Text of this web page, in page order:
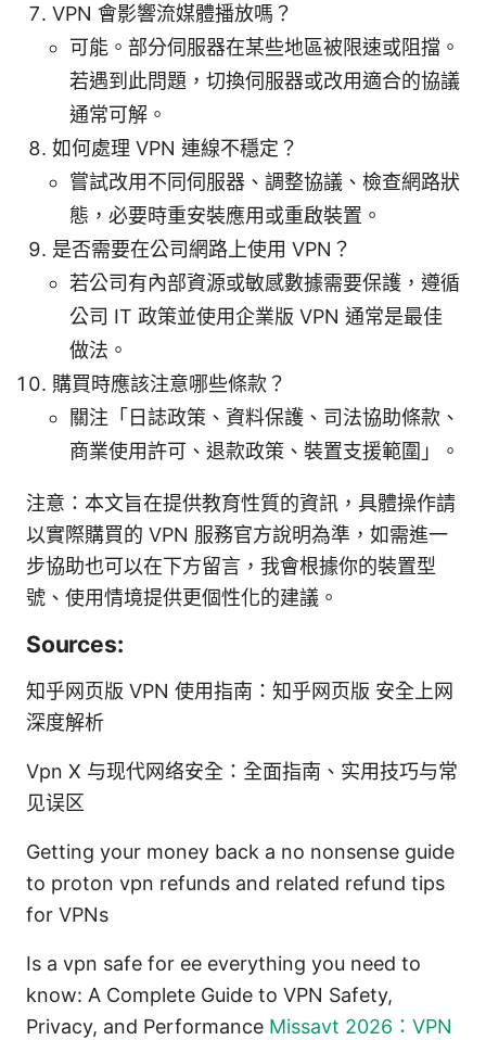
VPN 會影響流媒體播放嗎？
可能。部分伺服器在某些地區被限速或阻擋。
若遇到此問題，切換伺服器或改用適合的協議
通常可解。
如何處理 VPN 連線不穩定？
嘗試改用不同伺服器、調整協議、檢查網路狀
態，必要時重安裝應用或重啟裝置。
是否需要在公司網路上使用 VPN？
若公司有內部資源或敏感數據需要保護，遵循
公司 IT 政策並使用企業版 VPN 通常是最佳
做法。
購買時應該注意哪些條款？
關注「日誌政策、資料保護、司法協助條款、
商業使用許可、退款政策、裝置支援範圍」。
注意：本文旨在提供教育性質的資訊，具體操作請
以實際購買的 VPN 服務官方說明為準，如需進一
步協助也可以在下方留言，我會根據你的裝置型
號、使用情境提供更個性化的建議。
Sources:
知乎网页版 VPN 使用指南：知乎网页版 安全上网
深度解析
Vpn X 与现代网络安全：全面指南、实用技巧与常
见误区
Getting your money back a no nonsense guide
to proton vpn refunds and related refund tips
for VPNs
Is a vpn safe for ee everything you need to
know: A Complete Guide to VPN Safety,
Privacy, and Performance Missavt 2026：VPN